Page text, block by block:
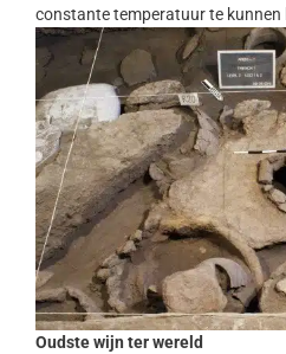
constante temperatuur te kunnen
Oudste wijn ter wereld